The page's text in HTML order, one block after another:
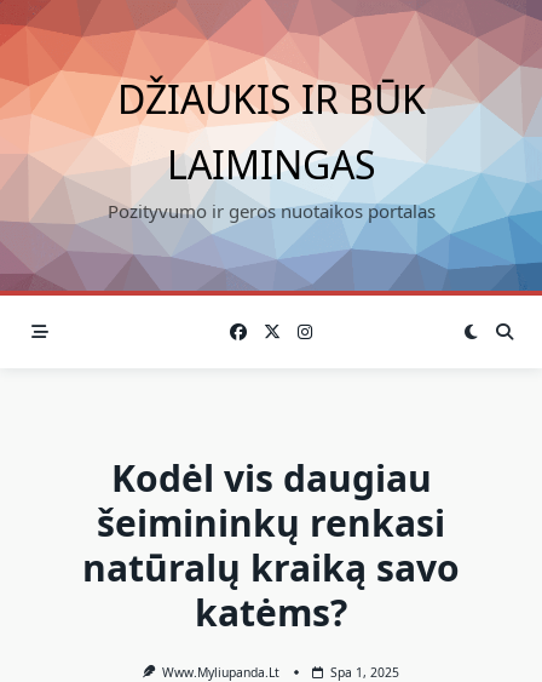
Skip
to
content
DŽIAUKIS IR BŪK
LAIMINGAS
Pozityvumo ir geros nuotaikos portalas
Kodėl vis daugiau
šeimininkų renkasi
natūralų kraiką savo
katėms?
Www.myliupanda.lt Spa 1, 2025